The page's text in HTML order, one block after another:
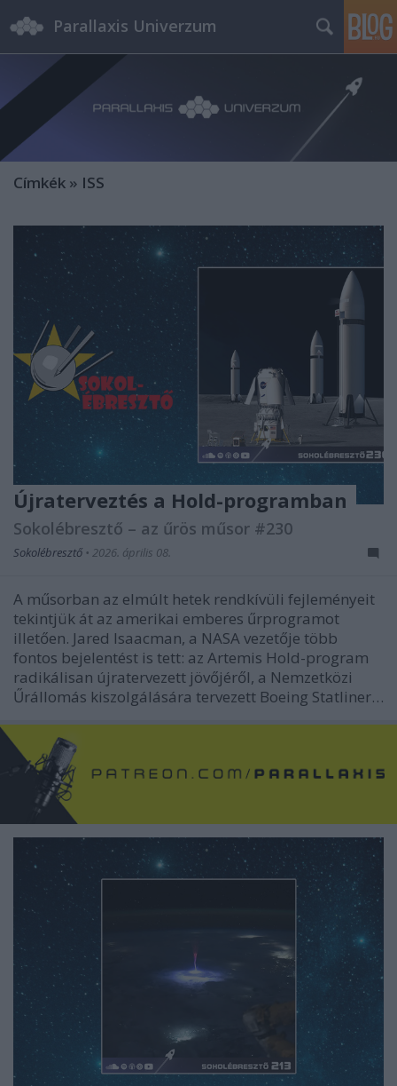
Parallaxis Univerzum
Címkék » ISS
Újraterveztés a Hold-programban
Sokolébresztő – az űrös műsor #230
Sokolébresztő • 2026. április 08.
A műsorban az elmúlt hetek rendkívüli fejleményeit
tekintjük át az amerikai emberes űrprogramot
illetően. Jared Isaacman, a NASA vezetője több
fontos bejelentést is tett: az Artemis Hold-program
radikálisan újratervezett jövőjéről, a Nemzetközi
Űrállomás kiszolgálására tervezett Boeing Statliner…